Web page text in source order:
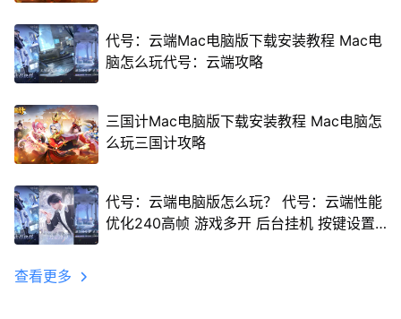
代号：云端Mac电脑版下载安装教程 Mac电
脑怎么玩代号：云端攻略
三国计Mac电脑版下载安装教程 Mac电脑怎
么玩三国计攻略
代号：云端电脑版怎么玩？ 代号：云端性能
优化240高帧 游戏多开 后台挂机 按键设置
查看更多